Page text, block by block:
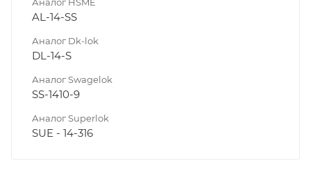
Аналог HSME
AL-14-SS
Аналог Dk-lok
DL-14-S
Аналог Swagelok
SS-1410-9
Аналог Superlok
SUE - 14-316